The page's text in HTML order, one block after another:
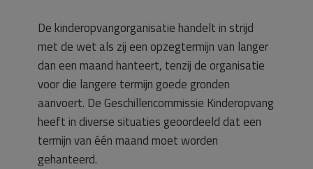
De kinderopvangorganisatie handelt in strijd
met de wet als zij een opzegtermijn van langer
dan een maand hanteert, tenzij de organisatie
voor die langere termijn goede gronden
aanvoert. De Geschillencommissie Kinderopvang
heeft in diverse situaties geoordeeld dat een
termijn van één maand moet worden
gehanteerd.